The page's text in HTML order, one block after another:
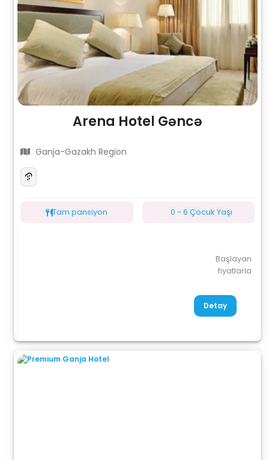
Arena Hotel Gəncə
Ganja-Gazakh Region
Tam pansiyon 0 - 6 Çocuk Yaşı
Başlayan
fiyatlarla
Detay